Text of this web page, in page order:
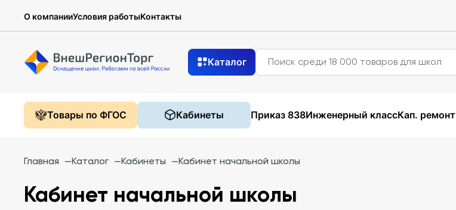
О компанииУсловия работыКонтакты
Каталог
Товары по ФГОС Кабинеты Приказ 838Инженерный классКап. ремонт
Главная —Каталог —Кабинеты —Кабинет начальной школы
Кабинет начальной школы